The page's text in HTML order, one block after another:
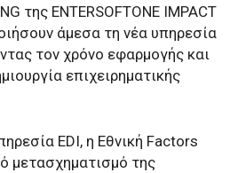
της ENTERSOFTONE IMPACT
άμεσα τη νέα υπηρεσία
τον χρόνο εφαρμογής και
επιχειρηματικής
EDI, η Εθνική Factors
μετασχηματισμό της